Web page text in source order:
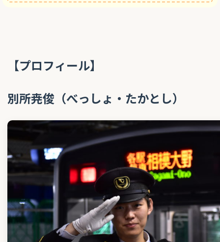
【プロフィール】
別所尭俊（べっしょ・たかとし）